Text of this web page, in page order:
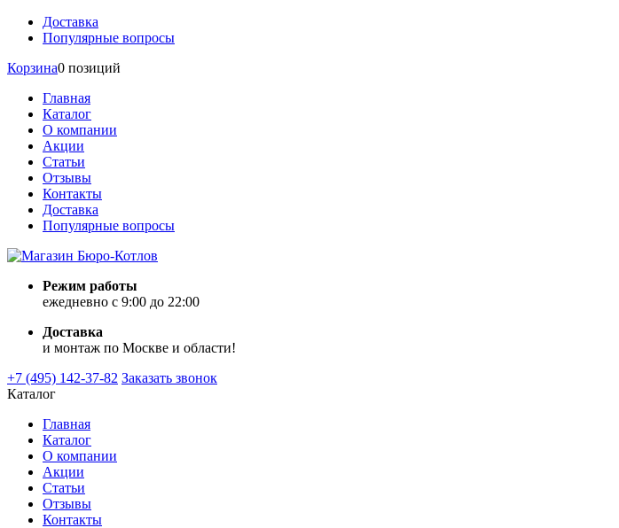
Доставка
Популярные вопросы
Корзина0 позиций
Главная
Каталог
О компании
Акции
Статьи
Отзывы
Контакты
Доставка
Популярные вопросы
Режим работы
ежедневно с 9:00 до 22:00
Доставка
и монтаж по Москве и области!
+7 (495) 142-37-82 Заказать звонок
Каталог
Главная
Каталог
О компании
Акции
Статьи
Отзывы
Контакты